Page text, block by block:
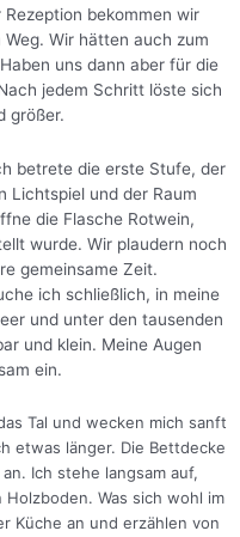
bekommen wir
Wir hätten auch zum
uns dann aber für die
jedem Schritt löste sich
größer.
betrete die erste Stufe, der
Lichtspiel und der Raum
die Flasche Rotwein,
wurde. Wir plaudern noch
gemeinsame Zeit.
ich schließlich, in meine
und unter den tausenden
und klein. Meine Augen
ein.
Tal und wecken mich sanft
etwas länger. Die Bettdecke
Ich stehe langsam auf,
Was sich wohl im
Küche an und erzählen von